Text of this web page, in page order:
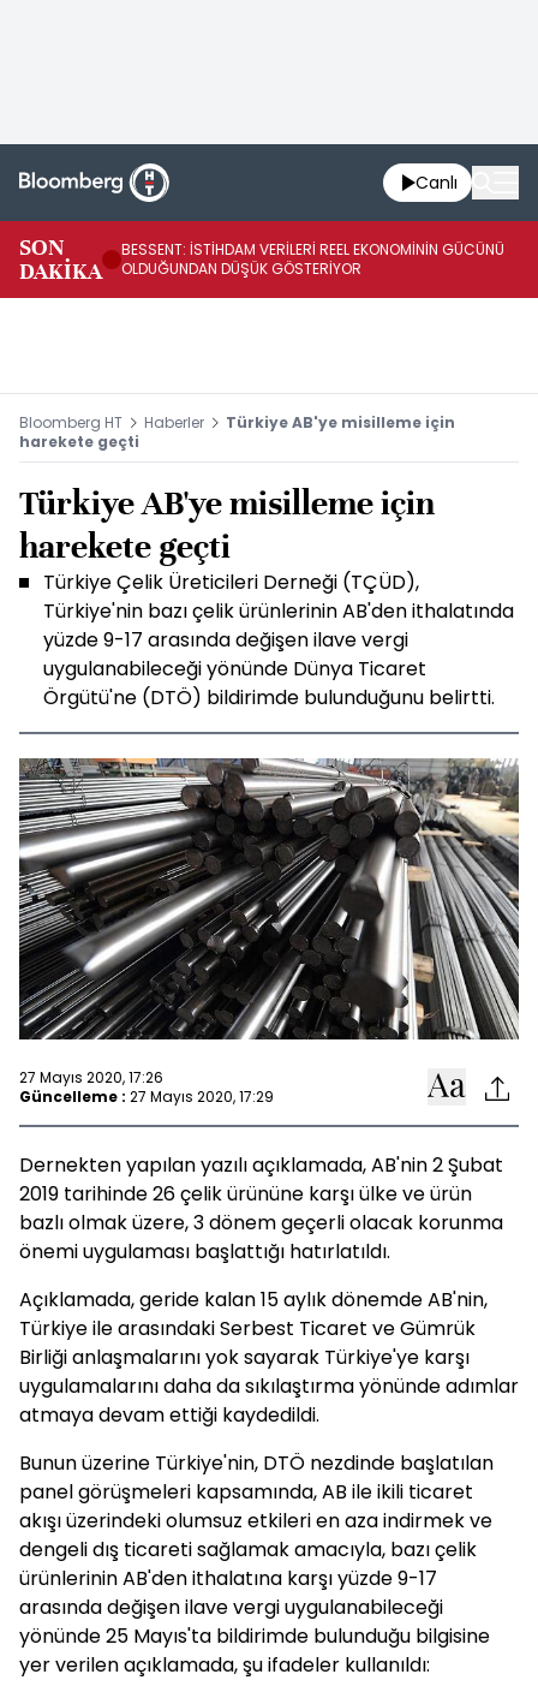
Canlı
SON
DAKİKA
BESSENT: İSTİHDAM VERİLERİ REEL EKONOMİNİN GÜCÜNÜ
OLDUĞUNDAN DÜŞÜK GÖSTERİYOR
Bloomberg HT Haberler
Türkiye AB'ye misilleme için
harekete geçti
Türkiye AB'ye misilleme için
harekete geçti
Türkiye Çelik Üreticileri Derneği (TÇÜD),
Türkiye'nin bazı çelik ürünlerinin AB'den ithalatında
yüzde 9-17 arasında değişen ilave vergi
uygulanabileceği yönünde Dünya Ticaret
Örgütü'ne (DTÖ) bildirimde bulunduğunu belirtti.
27 Mayıs 2020, 17:26
Güncelleme : 27 Mayıs 2020, 17:29
Dernekten yapılan yazılı açıklamada, AB'nin 2 Şubat
2019 tarihinde 26 çelik ürününe karşı ülke ve ürün
bazlı olmak üzere, 3 dönem geçerli olacak korunma
önemi uygulaması başlattığı hatırlatıldı.
Açıklamada, geride kalan 15 aylık dönemde AB'nin,
Türkiye ile arasındaki Serbest Ticaret ve Gümrük
Birliği anlaşmalarını yok sayarak Türkiye'ye karşı
uygulamalarını daha da sıkılaştırma yönünde adımlar
atmaya devam ettiği kaydedildi.
Bunun üzerine Türkiye'nin, DTÖ nezdinde başlatılan
panel görüşmeleri kapsamında, AB ile ikili ticaret
akışı üzerindeki olumsuz etkileri en aza indirmek ve
dengeli dış ticareti sağlamak amacıyla, bazı çelik
ürünlerinin AB'den ithalatına karşı yüzde 9-17
arasında değişen ilave vergi uygulanabileceği
yönünde 25 Mayıs'ta bildirimde bulunduğu bilgisine
yer verilen açıklamada, şu ifadeler kullanıldı: